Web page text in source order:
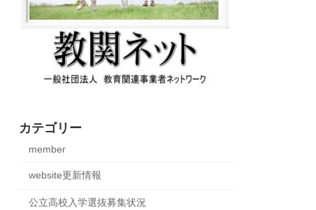
カテゴリー
member
website更新情報
公立高校入学選抜募集状況